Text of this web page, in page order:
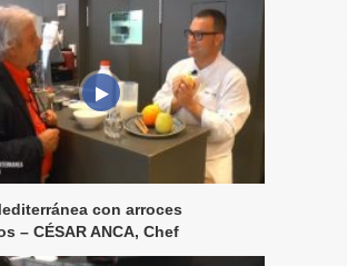
con arroces
– CÉSAR ANCA, Chef